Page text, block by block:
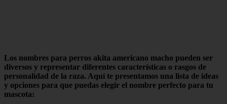
Los nombres para perros akita americano macho pueden ser
diversos y representar diferentes características o rasgos de
personalidad de la raza. Aquí te presentamos una lista de ideas
y opciones para que puedas elegir el nombre perfecto para tu
mascota: